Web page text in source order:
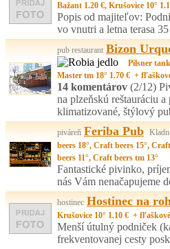
Bažant 1.20 €, Krušovice 10°
Popis od majiteľov:
vo vnutri a letna terasa
pub restaurant Bizon
Pilsner
Master tm 18° 1.70 € +
14 komentárov (2/12)
na plzeňskú reštauráciu
klimatizované, štýlový
piváreň Feriba Pub
beers 18°, Craft beers 15°,
beers 11°, Craft beers tm 13°
Fantastické pivinko,
nás Vám nenačapujeme
hostinec Hostinec na
Krušovice 10° 1.10 € + fľaškové
Menší útulný podniček
frekventovanej cesty